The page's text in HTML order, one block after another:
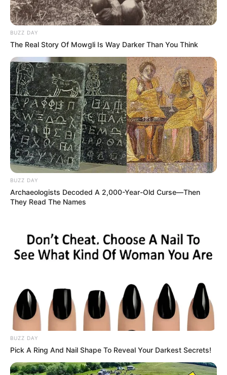
BUZZ DAY
The Real Story Of Mowgli Is Way Darker Than You Think
BUZZ DAY
Archaeologists Decoded A 2,000-Year-Old Curse—Then
They Read The Names
BUZZ DAY
Pick A Ring And Nail Shape To Reveal Your Darkest Secrets!